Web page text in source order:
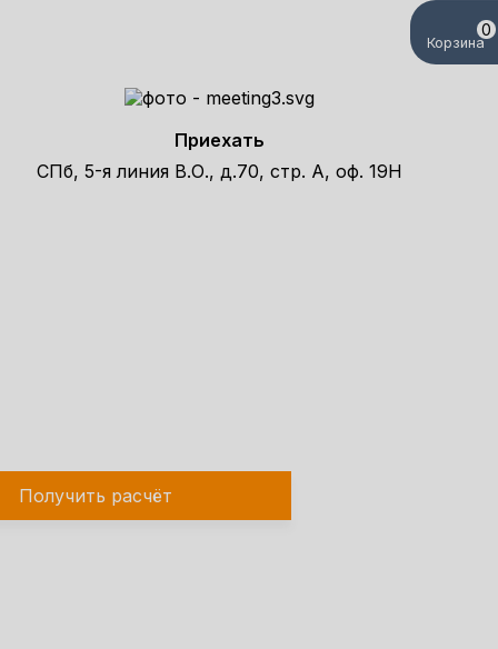
Приехать
СПб, 5-я линия В.О., д.70, стр. А, оф. 19Н
Получить расчёт
Корзина
0